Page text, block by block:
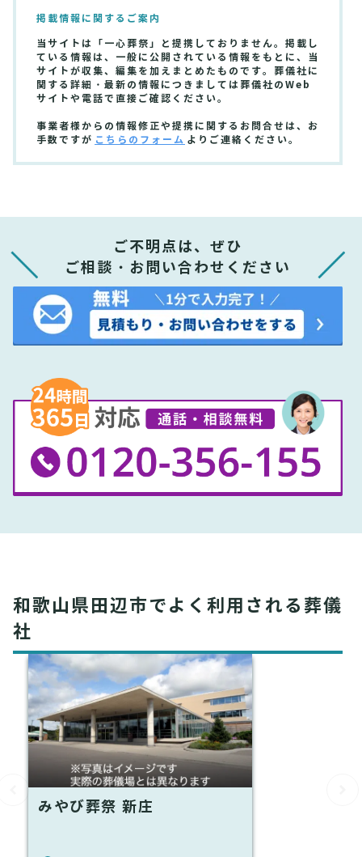
掲載情報に関するご案内
当サイトは「一心葬祭」と提携しておりません。掲載し
ている情報は、一般に公開されている情報をもとに、当
サイトが収集、編集を加えまとめたものです。葬儀社に
関する詳細・最新の情報につきましては葬儀社のWeb
サイトや電話で直接ご確認ください。
事業者様からの情報修正や提携に関するお問合せは、お
手数ですが こちらのフォーム よりご連絡ください。
ご不明点は、ぜひ
ご相談・お問い合わせください
和歌山県田辺市でよく利用される葬儀
社
みやび葬祭 新庄